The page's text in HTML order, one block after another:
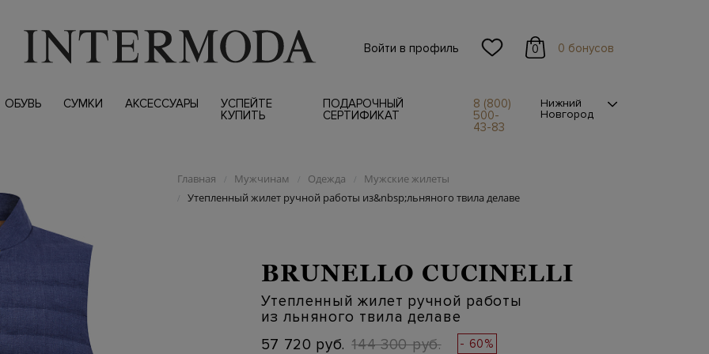
Войти в профиль 0 0 бонусов
ОБУВЬ СУМКИ АКСЕССУАРЫ
УСПЕЙТЕ
КУПИТЬ
ПОДАРОЧНЫЙ
СЕРТИФИКАТ
8 (800)
500-
43-83
Нижний
Новгород
Главная / Мужчинам / Одежда / Мужские жилеты
/ Утепленный жилет ручной работы из&nbsp;льняного твила делаве
BRUNELLO CUCINELLI
Утепленный жилет ручной работы
из льняного твила делаве
57 720 руб. 144 300 руб. - 60%